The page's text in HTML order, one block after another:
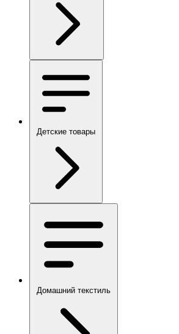
Детские товары
Домашний текстиль